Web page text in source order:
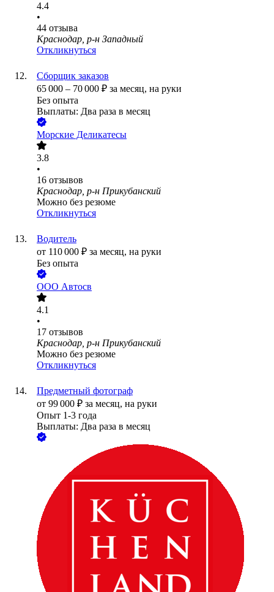
4.4
•
44 отзыва
Краснодар, р-н Западный
Откликнуться
Сборщик заказов
65 000 – 70 000 ₽ за месяц, на руки
Без опыта
Выплаты: Два раза в месяц
Морские Деликатесы
3.8
•
16 отзывов
Краснодар, р-н Прикубанский
Можно без резюме
Откликнуться
Водитель
от 110 000 ₽ за месяц, на руки
Без опыта
ООО Автосв
4.1
•
17 отзывов
Краснодар, р-н Прикубанский
Можно без резюме
Откликнуться
Предметный фотограф
от 99 000 ₽ за месяц, на руки
Опыт 1-3 года
Выплаты: Два раза в месяц